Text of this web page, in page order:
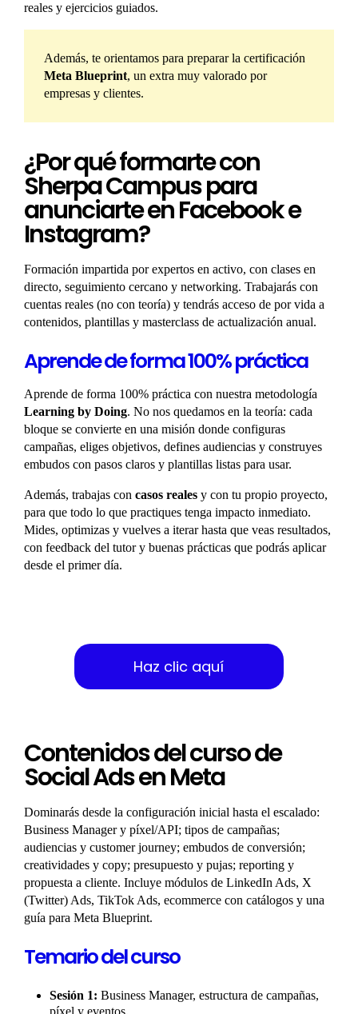
reales y ejercicios guiados.
Además, te orientamos para preparar la certificación
Meta Blueprint, un extra muy valorado por
empresas y clientes.
¿Por qué formarte con
Sherpa Campus para
anunciarte en Facebook e
Instagram?
Formación impartida por expertos en activo, con clases en
directo, seguimiento cercano y networking. Trabajarás con
cuentas reales (no con teoría) y tendrás acceso de por vida a
contenidos, plantillas y masterclass de actualización anual.
Aprende de forma 100% práctica
Aprende de forma 100% práctica con nuestra metodología
Learning by Doing. No nos quedamos en la teoría: cada
bloque se convierte en una misión donde configuras
campañas, eliges objetivos, defines audiencias y construyes
embudos con pasos claros y plantillas listas para usar.
Además, trabajas con casos reales y con tu propio proyecto,
para que todo lo que practiques tenga impacto inmediato.
Mides, optimizas y vuelves a iterar hasta que veas resultados,
con feedback del tutor y buenas prácticas que podrás aplicar
desde el primer día.
Haz clic aquí
Contenidos del curso de
Social Ads en Meta
Dominarás desde la configuración inicial hasta el escalado:
Business Manager y píxel/API; tipos de campañas;
audiencias y customer journey; embudos de conversión;
creatividades y copy; presupuesto y pujas; reporting y
propuesta a cliente. Incluye módulos de LinkedIn Ads, X
(Twitter) Ads, TikTok Ads, ecommerce con catálogos y una
guía para Meta Blueprint.
Temario del curso
Sesión 1: Business Manager, estructura de campañas,
píxel y eventos.